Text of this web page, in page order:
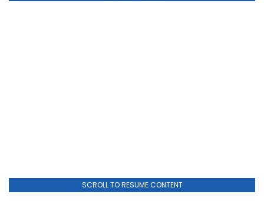
SCROLL TO RESUME CONTENT